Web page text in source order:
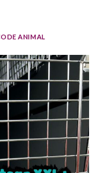
ANIMAL